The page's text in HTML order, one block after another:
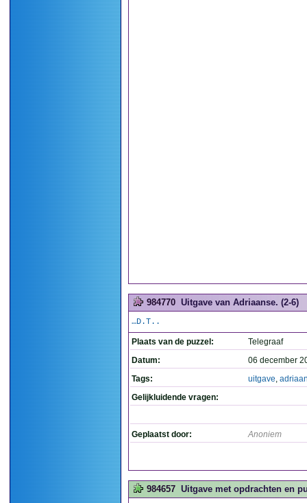
984770 Uitgave van Adriaanse. (2-6)
…D.T..
Plaats van de puzzel:
Telegraaf
Datum:
06 december
Tags:
uitgave,
Gelijkluidende vragen:
Geplaatst door: Anoniem
984657 Uitgave met opdrachten en